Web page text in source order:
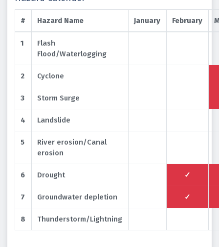
# Hazard Name January February
1
Flash
Flood/Waterlogging
2 Cyclone
3 Storm Surge
4 Landslide
5
River erosion/Canal
erosion
6 Drought ✓
7 Groundwater depletion ✓
8 Thunderstorm/Lightning